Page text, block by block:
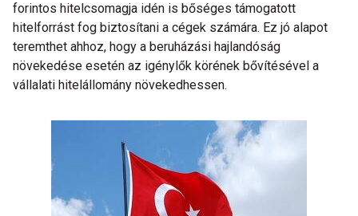
forintos hitelcsomagja idén is bőséges támogatott
hitelforrást fog biztosítani a cégek számára. Ez jó alapot
teremthet ahhoz, hogy a beruházási hajlandóság
növekedése esetén az igénylők körének bővítésével a
vállalati hitelállomány növekedhessen.